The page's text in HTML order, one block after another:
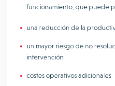
funcionamiento, que puede
una reducción de la
un mayor riesgo de no
intervención
costes operativos adicionales